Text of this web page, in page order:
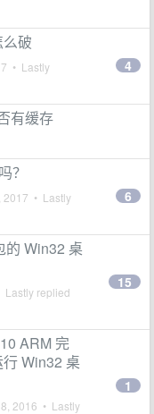
破
• Lastly
4
有缓存
？
2017 • Lastly
6
的 Win32 桌
Lastly replied
15
ARM 完
Win32 桌
2016 • Lastly
1